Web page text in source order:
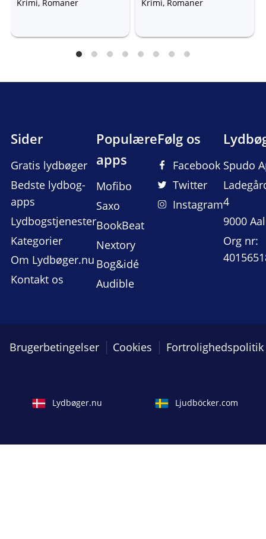
Krimi, Romaner
Krimi, Romaner
Sider
Gratis lydbøger
Bedste lydbog-
apps
Lydbogstjenester
Kategorier
Om Lydbøger.nu
Kontakt os
Populære
apps
Mofibo
Saxo
BookBeat
Nextory
Bog&idé
Audible
Følg os
Facebook
Twitter
Instagram
Spudo
4
9000
Org nr:
Brugerbetingelser Cookies Fortrolighedspolitik
Lydbøger.nu Ljudböcker.com